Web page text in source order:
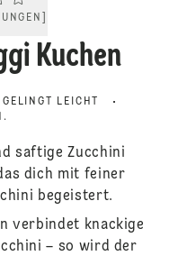
Kuchen
GELINGT LEICHT
saftige Zucchini
dich mit feiner
begeistert.
verbindet knackige
– so wird der